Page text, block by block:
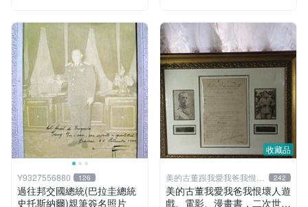
Y9327556880 126
過往邦交國總統(巴拉圭總統
史托斯納爾)親筆簽名照片
收藏品
美的古董跟我愛我爸我恨壞
人
242
美的古董我愛我爸我恨壞人遊
戲、電影、漫畫書，二次世界